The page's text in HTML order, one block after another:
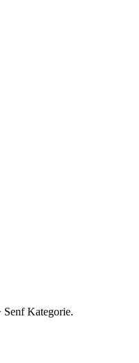
Senf Kategorie.